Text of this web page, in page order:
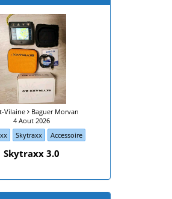
Vilaine Baguer Morvan
4 Aout 2026
Skytraxx Accessoire
Skytraxx 3.0